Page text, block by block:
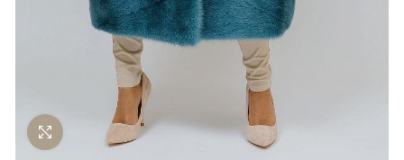
Нажмите чтобы увеличить